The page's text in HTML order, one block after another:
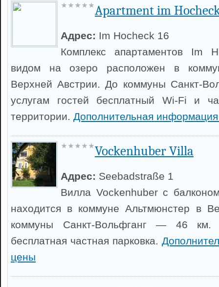
Apartment im
Адрес: Im Hocheck 16
Комплекс апартаментов Im
видом на озеро расположен в
Верхней Австрии. До коммуны Санкт-
услугам гостей бесплатный Wi-Fi и
территории. Дополнительная
Vockenhuber Villa
Адрес: Seebadstraße 1
Вилла Vockenhuber с
находится в коммуне Альтмюнстер в
коммуны Санкт-Вольфганг — 46 км.
бесплатная частная парковка.
цены